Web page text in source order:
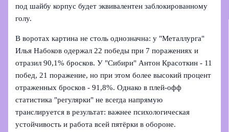
под шайбу корпус будет эквивалентен заблокированному
голу.
В воротах картина не столь однозначна: у "Металлурга"
Илья Набоков одержал 22 победы при 7 поражениях и
отразил 90,1% бросков. У "Сибири" Антон Красоткин - 11
побед, 21 поражение, но при этом более высокий процент
отраженных бросков - 91,8%. Однако в плей-офф
статистика "регулярки" не всегда напрямую
транслируется в результат: важнее психологическая
устойчивость и работа всей пятёрки в обороне.